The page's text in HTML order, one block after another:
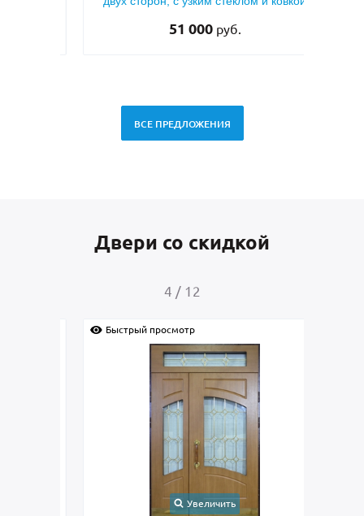
51 000руб.
ВСЕ ПРЕДЛОЖЕНИЯ
Двери со скидкой
4 / 12
Быстрый просмотр
Увеличить